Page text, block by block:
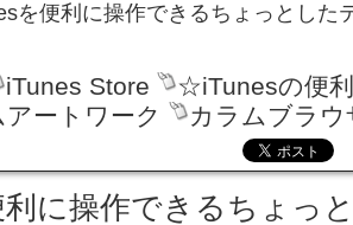
を便利に操作できるちょっとした
iTunes Store
☆iTunesの便
ートワーク
カラムブラウ
利に操作できるちょっ